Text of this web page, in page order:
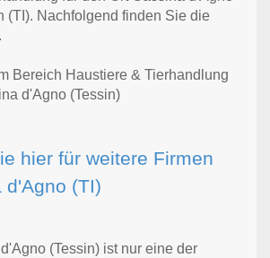
(TI). Nachfolgend finden Sie die
Bereich Haustiere & Tierhandlung
d'Agno (Tessin)
hier für weitere Firmen
d'Agno (TI)
(Tessin) ist nur eine der